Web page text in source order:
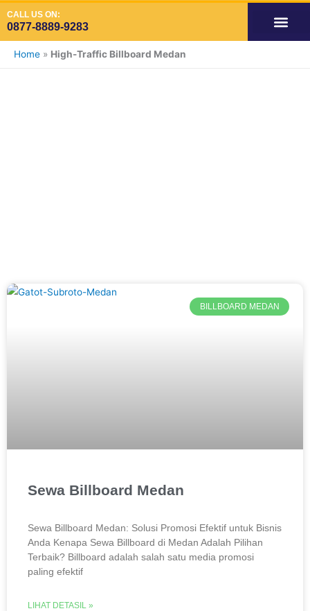
to
content
CALL US ON:
0877-8889-9283
Home » High-Traffic Billboard Medan
BILLBOARD MEDAN
Sewa Billboard Medan
Sewa Billboard Medan: Solusi Promosi Efektif untuk Bisnis
Anda Kenapa Sewa Billboard di Medan Adalah Pilihan
Terbaik? Billboard adalah salah satu media promosi
paling efektif
LIHAT DETASIL »